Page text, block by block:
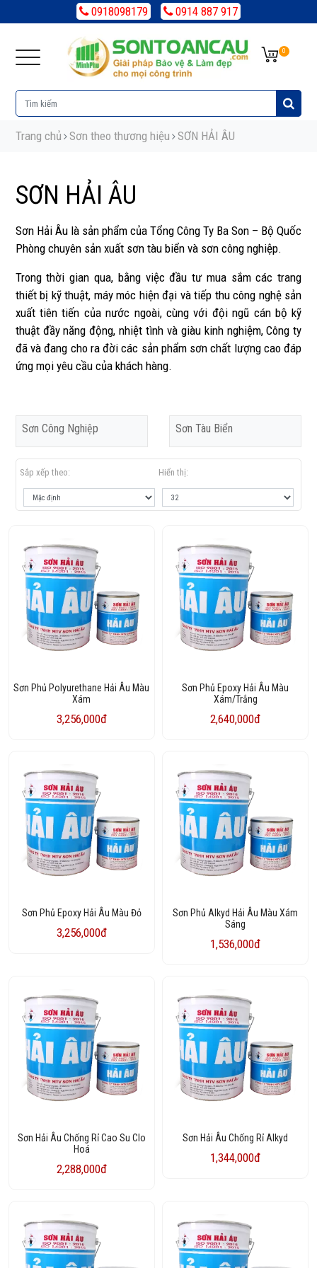
0918098179 0914 887 917
0
Trang chủ Sơn theo thương hiệu SƠN HẢI ÂU
SƠN HẢI ÂU
Sơn Hải Âu là sản phẩm của Tổng Công Ty Ba Son – Bộ Quốc
Phòng chuyên sản xuất sơn tàu biển và sơn công nghiệp.
Trong thời gian qua, bằng việc đầu tư mua sắm các trang
thiết bị kỹ thuật, máy móc hiện đại và tiếp thu công nghệ sản
xuất tiên tiến của nước ngoài, cùng với đội ngũ cán bộ kỹ
thuật đầy năng động, nhiệt tình và giàu kinh nghiệm, Công ty
đã và đang cho ra đời các sản phẩm sơn chất lượng cao đáp
ứng mọi yêu cầu của khách hàng.
Sơn Công Nghiệp Sơn Tàu Biển
Hiển thị:
Sắp xếp theo:
Sơn Phủ Polyurethane Hải Âu Màu
Xám
3,256,000đ
Sơn Phủ Epoxy Hải Âu Màu
Xám/Trắng
2,640,000đ
Sơn Phủ Epoxy Hải Âu Màu Đỏ
3,256,000đ
Sơn Phủ Alkyd Hải Âu Màu Xám
Sáng
1,536,000đ
Sơn Hải Âu Chống Rỉ Cao Su Clo
Hoá
2,288,000đ
Sơn Hải Âu Chống Rỉ Alkyd
1,344,000đ